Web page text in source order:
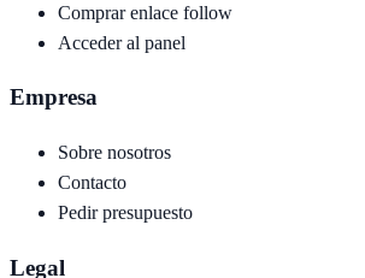
Comprar enlace follow
Acceder al panel
Empresa
Sobre nosotros
Contacto
Pedir presupuesto
Legal